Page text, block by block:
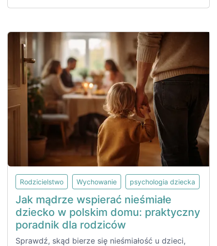
Rodzicielstwo Wychowanie psychologia dziecka
Jak mądrze wspierać nieśmiałe
dziecko w polskim domu: praktyczny
poradnik dla rodziców
Sprawdź, skąd bierze się nieśmiałość u dzieci,